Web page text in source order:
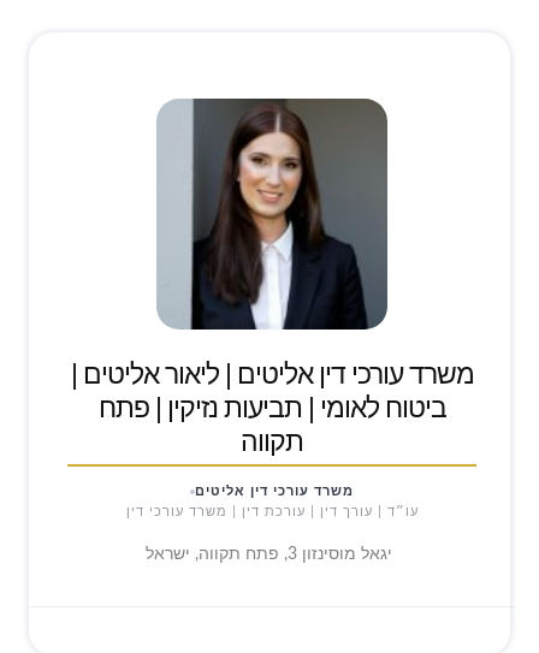
משרד עורכי דין אליטים | ליאור אליטים |
ביטוח לאומי | תביעות נזיקין | פתח
תקווה
משרד עורכי דין אליטים
עו״ד | עורך דין | עורכת דין | משרד עורכי דין
יגאל מוסינזון 3, פתח תקווה, ישראל